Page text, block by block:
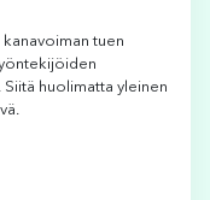
tuen
huolimatta yleinen